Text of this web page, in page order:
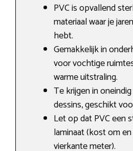
PVC is opvallend
materiaal waar je
hebt.
Gemakkelijk in
voor vochtige
warme uitstraling.
Te krijgen in
dessins, geschikt
Let op dat PVC een
laminaat (kost om
vierkante meter).